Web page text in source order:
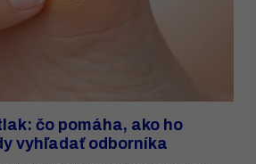
čo pomáha, ako ho
vyhľadať odborníka